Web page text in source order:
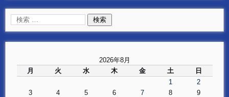
2026年8月
月
火 水 木 金 土 日
1
2
3
4 5 6 7 8
9